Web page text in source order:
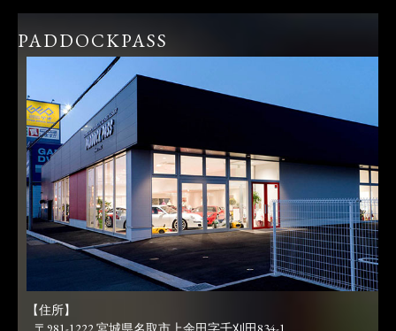
PADDOCKPASS
【住所】